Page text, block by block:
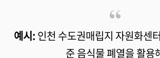
예시: 인천 수도권매립지 자원화센
준 음식물 폐열을 활용